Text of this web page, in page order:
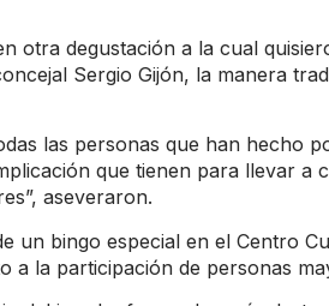
otra degustación a la cual
Sergio Gijón, la manera
las personas que han hecho
que tienen para llevar a
aseveraron.
un bingo especial en el Centro
a la participación de personas